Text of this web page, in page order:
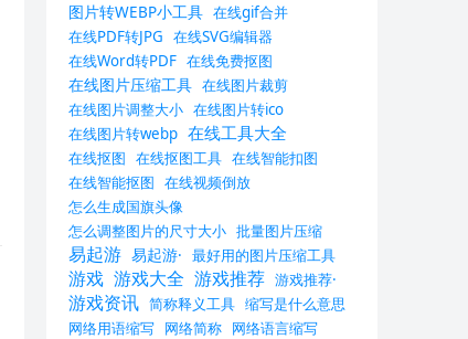
图片转WEBP小工具 在线gif合并
在线PDF转JPG 在线SVG编辑器
在线Word转PDF 在线免费抠图
在线图片压缩工具 在线图片裁剪
在线图片调整大小 在线图片转ico
在线图片转webp 在线工具大全
在线抠图 在线抠图工具 在线智能扣图
在线智能抠图 在线视频倒放
怎么生成国旗头像
怎么调整图片的尺寸大小 批量图片压缩
易起游 易起游· 最好用的图片压缩工具
游戏 游戏大全 游戏推荐 游戏推荐·
游戏资讯 简称释义工具 缩写是什么意思
网络用语缩写 网络简称 网络语言缩写